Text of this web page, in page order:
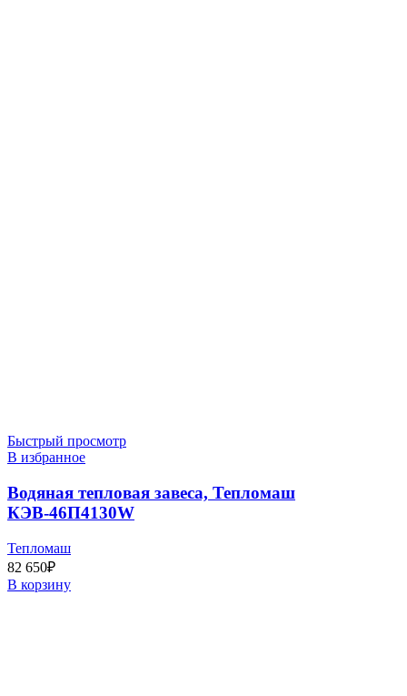
Быстрый просмотр
В избранное
Водяная тепловая завеса, Тепломаш
КЭВ-46П4130W
Тепломаш
82 650₽
В корзину